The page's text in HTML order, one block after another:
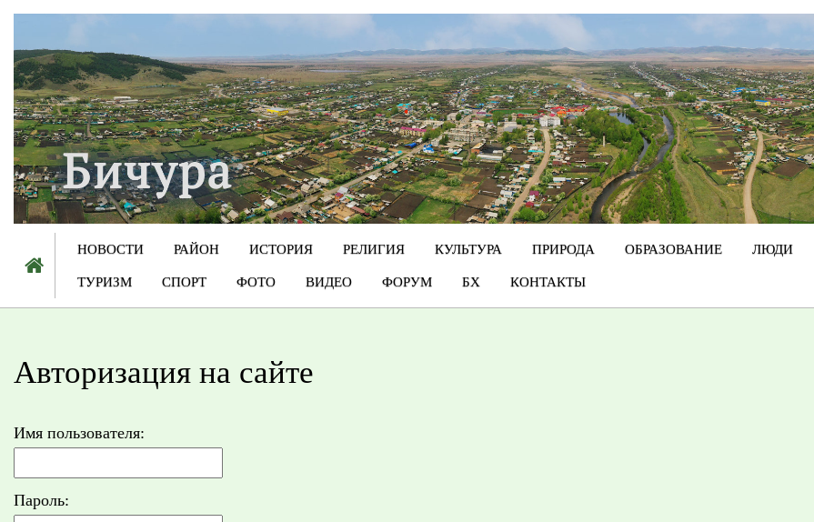
НОВОСТИ РАЙОН ИСТОРИЯ РЕЛИГИЯ КУЛЬТУРА ПРИРОДА ОБРАЗОВАНИЕ ЛЮДИ
ТУРИЗМ СПОРТ ФОТО ВИДЕО ФОРУМ БХ КОНТАКТЫ
Авторизация на сайте
Имя пользователя:
Пароль: